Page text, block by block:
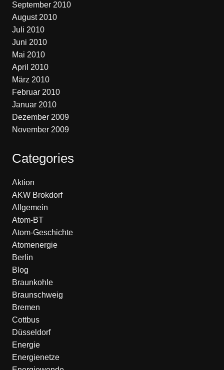
September 2010
August 2010
Juli 2010
Juni 2010
Mai 2010
April 2010
März 2010
Februar 2010
Januar 2010
Dezember 2009
November 2009
Categories
Aktion
AKW Brokdorf
Allgemein
Atom-BT
Atom-Geschichte
Atomenergie
Berlin
Blog
Braunkohle
Braunschweig
Bremen
Cottbus
Düsseldorf
Energie
Energienetze